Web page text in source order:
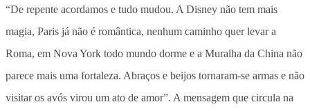
“De repente acordamos e tudo mudou. A Disney não tem mais
magia, Paris já não é romântica, nenhum caminho quer levar a
Roma, em Nova York todo mundo dorme e a Muralha da China não
parece mais uma fortaleza. Abraços e beijos tornaram-se armas e não
visitar os avós virou um ato de amor”. A mensagem que circula na